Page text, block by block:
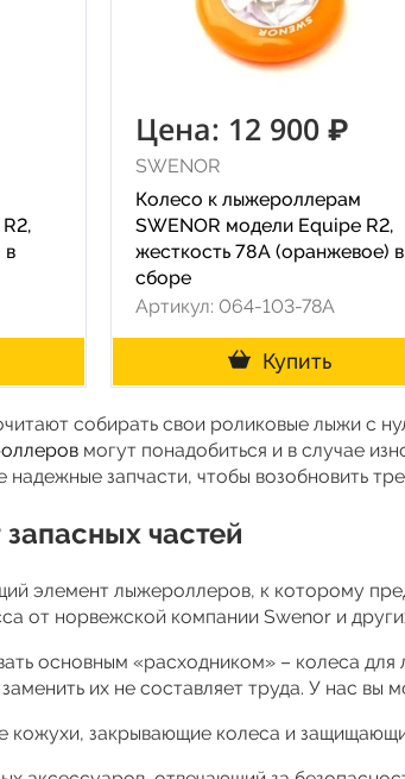
в
Цена: 12 900 ₽
SWENOR
Колесо к лыжероллерам
SWENOR модели Equipe R2,
жесткость 78A (оранжевое) в
сборе
Артикул: 064-103-78A
Купить
собирать свои роликовые лыжи с
могут понадобиться и в случае
надежные запчасти, чтобы возобновить
частей
элемент лыжероллеров, к которому
от норвежской компании Swenor и
основным «расходником» – колеса
их не составляет труда. У нас
кожухи, закрывающие колеса и